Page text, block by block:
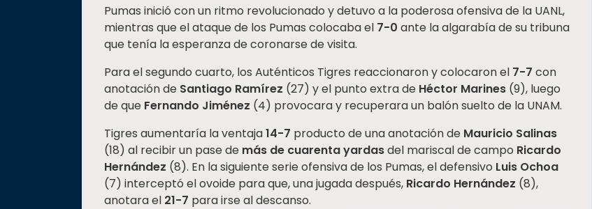
Pumas inició con un ritmo revolucionado y detuvo a la poderosa ofensiva de la UANL,
mientras que el ataque de los Pumas colocaba el 7-0 ante la algarabía de su tribuna
que tenía la esperanza de coronarse de visita.
Para el segundo cuarto, los Auténticos Tigres reaccionaron y colocaron el 7-7 con
anotación de Santiago Ramírez (27) y el punto extra de Héctor Marines (9), luego
de que Fernando Jiménez (4) provocara y recuperara un balón suelto de la UNAM.
Tigres aumentaría la ventaja14-7 producto de una anotación de Mauricio Salinas
(18) al recibir un pase de más de cuarenta yardasdel mariscal de campo Ricardo
Hernández (8). En la siguiente serie ofensiva de los Pumas, el defensivo Luis Ochoa
(7) interceptó el ovoide para que, una jugada después, Ricardo Hernández (8),
anotara el 21-7 para irse al descanso.